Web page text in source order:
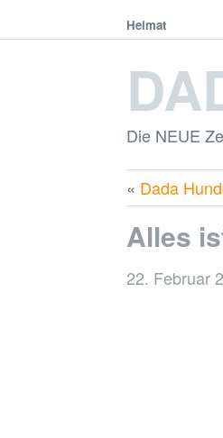
Heimat
Die NEUE
« Dada
Alles
22. Februar